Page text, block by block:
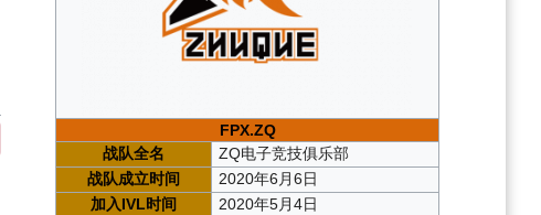
FPX.ZQ
战队全名
ZQ电子竞技俱乐部
战队成立时间
2020年6月6日
加入IVL时间
2020年5月4日